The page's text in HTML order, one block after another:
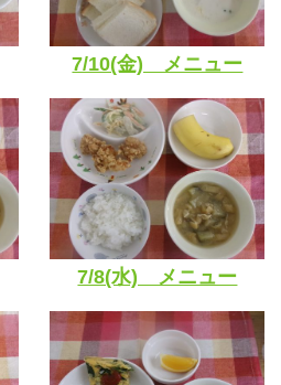
7/10(金) メニュー
7/8(水) メニュー